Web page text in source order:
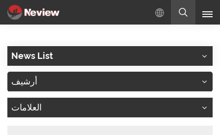
بالعربية
News List
أرشيف
العلامات